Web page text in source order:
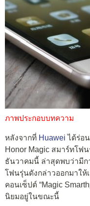
ภาพประกอบบทความ
หลังจากที่ Huawei ได้ร่อ
Honor Magic สมาร์ทโฟ
ธันวาคมนี้ ล่าสุดพบว่ามีก
โฟนรุ่นดังกล่าวออกมาให้
คอนเซ็ปต์ “Magic
นิยมอยู่ในขณะนี้